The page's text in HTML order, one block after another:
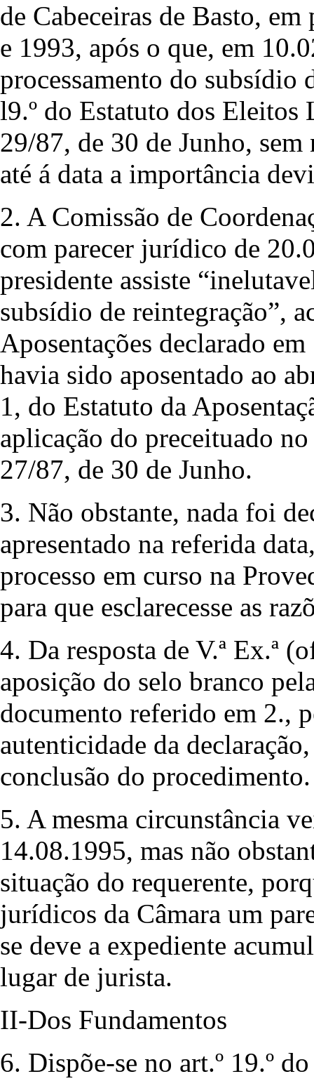
de Cabeceiras de Basto,
e 1993, após o que, em
processamento do subsídio
l9.º do Estatuto dos Eleitos
29/87, de 30 de Junho,
até á data a importância
2. A Comissão de
com parecer jurídico de
presidente assiste
subsídio de reintegração”,
Aposentações declarado
havia sido aposentado ao
1, do Estatuto da
aplicação do preceituado
27/87, de 30 de Junho.
3. Não obstante, nada foi
apresentado na referida
processo em curso na
para que esclarecesse as
4. Da resposta de V.ª Ex.ª
aposição do selo branco
documento referido em 2.,
autenticidade da
conclusão do procedimento.
5. A mesma circunstância
14.08.1995, mas não
situação do requerente,
jurídicos da Câmara um
se deve a expediente
lugar de jurista.
II-Dos Fundamentos
6. Dispõe-se no art.º 19.º